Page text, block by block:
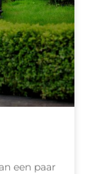
een paar